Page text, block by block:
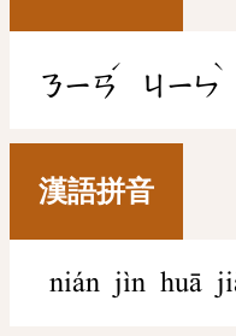
ㄋㄧㄢ
ˊ
ㄐㄧㄣ
ˋ
漢語拼音
nián jìn huā